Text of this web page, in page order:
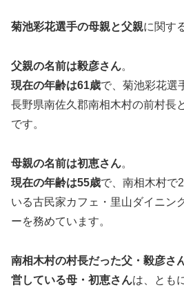
菊池彩花選手の母親と父親に関す
父親の名前は毅彦さん。
現在の年齢は61歳で、菊池彩花選
長野県南佐久郡南相木村の前村長
です。
母親の名前は初恵さん。
現在の年齢は55歳で、南相木村で
いる古民家カフェ・里山ダイニン
ーを務めています。
南相木村の村長だった父・毅彦さ
営している母・初恵さんは、とも